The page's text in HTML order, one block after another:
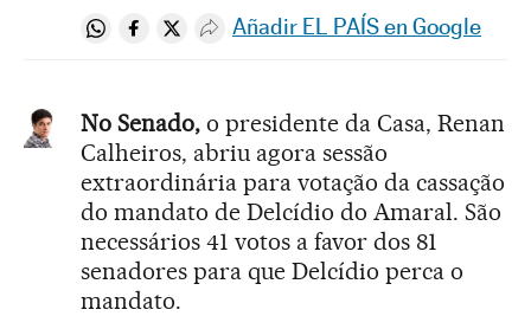
Compartir en Whatsapp
Compartir en Facebook
Compartir en Twitter
Desplegar Redes Sociales
Añadir EL PAÍS en Google
No Senado, o presidente da Casa, Renan
Calheiros, abriu agora sessão
extraordinária para votação da cassação
do mandato de Delcídio do Amaral. São
necessários 41 votos a favor dos 81
senadores para que Delcídio perca o
mandato.